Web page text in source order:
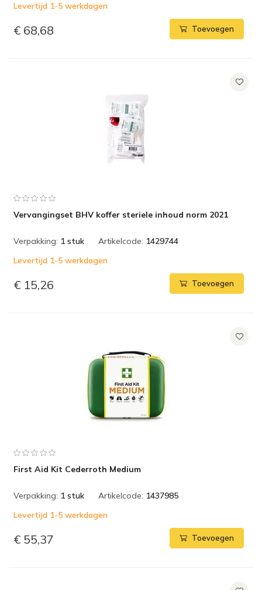
Levertijd 1-5 werkdagen
€ 68,68 Toevoegen
Vervangingset BHV koffer steriele inhoud norm 2021
Verpakking: 1 stuk Artikelcode: 1429744
Levertijd 1-5 werkdagen
€ 15,26 Toevoegen
First Aid Kit Cederroth Medium
Verpakking: 1 stuk Artikelcode: 1437985
Levertijd 1-5 werkdagen
€ 55,37 Toevoegen